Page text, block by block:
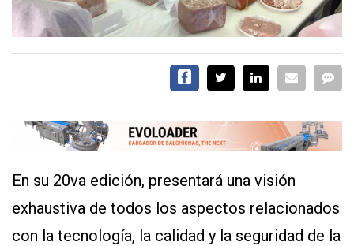
CARNE
CONCURSO
SERVICIOS
En su 20va edición, presentará una visión
exhaustiva de todos los aspectos relacionados
con la tecnología, la calidad y la seguridad de la